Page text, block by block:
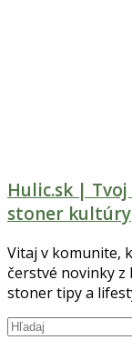
Hulic.sk |
stoner kultúry
Vitaj v komunite,
čerstvé novinky z
stoner tipy a